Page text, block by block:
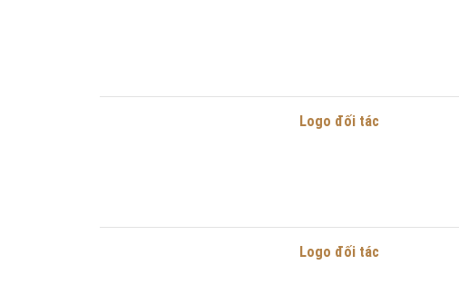
Logo đối tác
Logo đối tác